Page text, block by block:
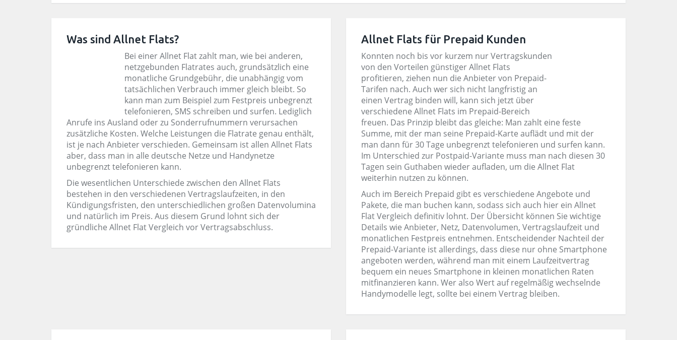
Was sind Allnet Flats?
Bei einer Allnet Flat zahlt man, wie bei anderen,
netzgebunden Flatrates auch, grundsätzlich eine
monatliche Grundgebühr, die unabhängig vom
tatsächlichen Verbrauch immer gleich bleibt. So
kann man zum Beispiel zum Festpreis unbegrenzt
telefonieren, SMS schreiben und surfen. Lediglich
Anrufe ins Ausland oder zu Sonderrufnummern verursachen
zusätzliche Kosten. Welche Leistungen die Flatrate genau enthält,
ist je nach Anbieter verschieden. Gemeinsam ist allen Allnet Flats
aber, dass man in alle deutsche Netze und Handynetze
unbegrenzt telefonieren kann.
Die wesentlichen Unterschiede zwischen den Allnet Flats
bestehen in den verschiedenen Vertragslaufzeiten, in den
Kündigungsfristen, den unterschiedlichen großen Datenvolumina
und natürlich im Preis. Aus diesem Grund lohnt sich der
gründliche Allnet Flat Vergleich vor Vertragsabschluss.
Allnet Flats für Prepaid Kunden
Konnten noch bis vor kurzem nur Vertragskunden
von den Vorteilen günstiger Allnet Flats
profitieren, ziehen nun die Anbieter von Prepaid-
Tarifen nach. Auch wer sich nicht langfristig an
einen Vertrag binden will, kann sich jetzt über
verschiedene Allnet Flats im Prepaid-Bereich
freuen. Das Prinzip bleibt das gleiche: Man zahlt eine feste
Summe, mit der man seine Prepaid-Karte auflädt und mit der
man dann für 30 Tage unbegrenzt telefonieren und surfen kann.
Im Unterschied zur Postpaid-Variante muss man nach diesen 30
Tagen sein Guthaben wieder aufladen, um die Allnet Flat
weiterhin nutzen zu können.
Auch im Bereich Prepaid gibt es verschiedene Angebote und
Pakete, die man buchen kann, sodass sich auch hier ein Allnet
Flat Vergleich definitiv lohnt. Der Übersicht können Sie wichtige
Details wie Anbieter, Netz, Datenvolumen, Vertragslaufzeit und
monatlichen Festpreis entnehmen. Entscheidender Nachteil der
Prepaid-Variante ist allerdings, dass diese nur ohne Smartphone
angeboten werden, während man mit einem Laufzeitvertrag
bequem ein neues Smartphone in kleinen monatlichen Raten
mitfinanzieren kann. Wer also Wert auf regelmäßig wechselnde
Handymodelle legt, sollte bei einem Vertrag bleiben.